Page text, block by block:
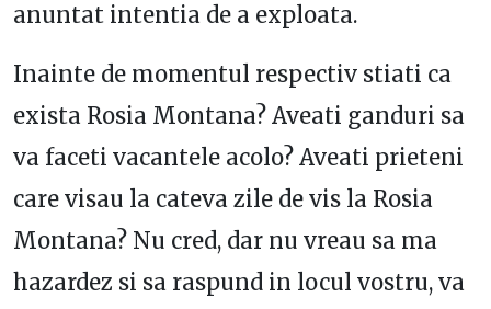
anuntat intentia de a exploata.
Inainte de momentul respectiv stiati ca
exista Rosia Montana? Aveati ganduri sa
va faceti vacantele acolo? Aveati prieteni
care visau la cateva zile de vis la Rosia
Montana? Nu cred, dar nu vreau sa ma
hazardez si sa raspund in locul vostru, va